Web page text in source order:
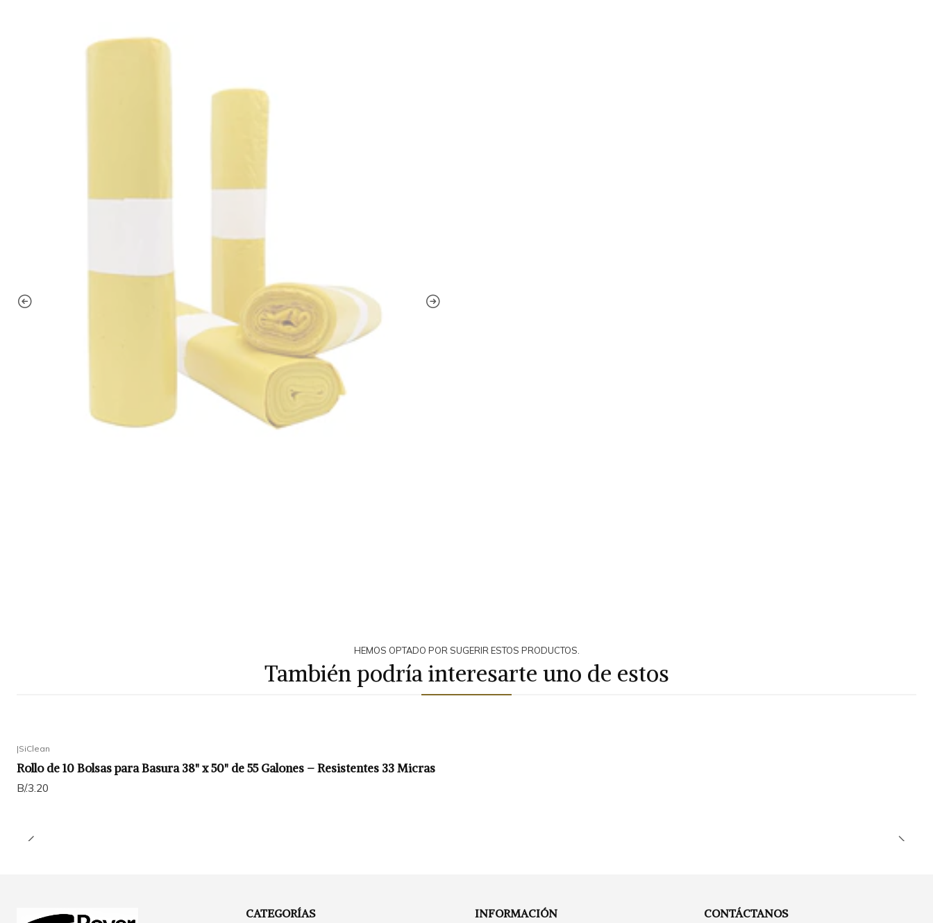
HEMOS OPTADO POR SUGERIR ESTOS PRODUCTOS.
También podría interesarte uno de estos
|SiClean
Rollo de 10 Bolsas para Basura 38" x 50" de 55 Galones – Resistentes 33 Micras
B/.3.20
CATEGORÍAS INFORMACIÓN CONTÁCTANOS